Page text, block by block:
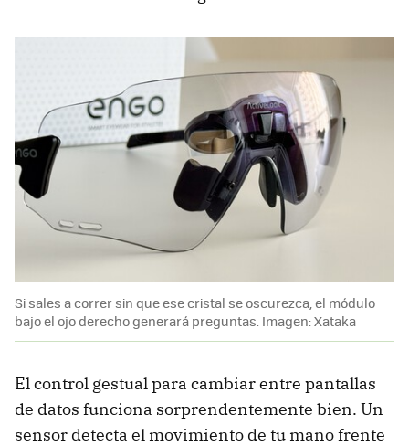
Si sales a correr sin que ese cristal se oscurezca, el módulo
bajo el ojo derecho generará preguntas. Imagen: Xataka
El control gestual para cambiar entre pantallas
de datos funciona sorprendentemente bien. Un
sensor detecta el movimiento de tu mano frente